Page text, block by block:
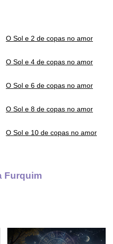
O Sol e 2 de copas no amor
O Sol e 4 de copas no amor
O Sol e 6 de copas no amor
O Sol e 8 de copas no amor
O Sol e 10 de copas no amor
Furquim